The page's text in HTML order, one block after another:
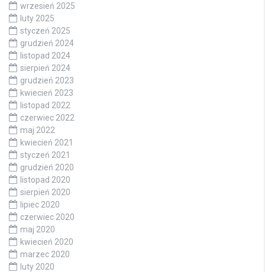
wrzesień 2025
luty 2025
styczeń 2025
grudzień 2024
listopad 2024
sierpień 2024
grudzień 2023
kwiecień 2023
listopad 2022
czerwiec 2022
maj 2022
kwiecień 2021
styczeń 2021
grudzień 2020
listopad 2020
sierpień 2020
lipiec 2020
czerwiec 2020
maj 2020
kwiecień 2020
marzec 2020
luty 2020